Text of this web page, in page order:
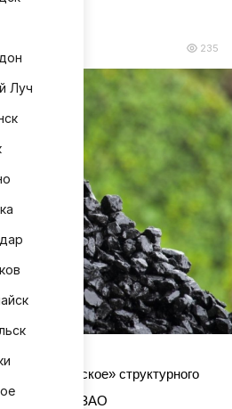
Луч
235
«Свердловское» структурного
ЗАО